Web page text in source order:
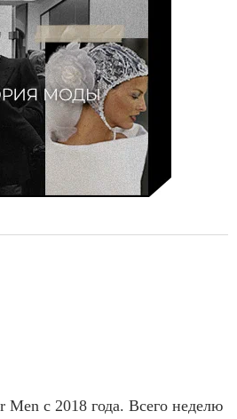
Men с 2018 года. Всего неделю